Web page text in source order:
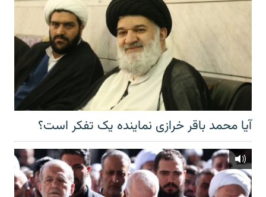
آیا محمد باقر خرازی نماینده یک تفکر است؟